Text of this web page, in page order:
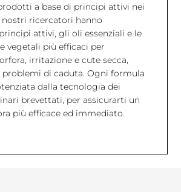
a base di principi attivi nei
ricercatori hanno
attivi, gli oli essenziali e le
vegetali più efficaci per
irritazione e cute secca,
problemi di caduta. Ogni formula
dalla tecnologia dei
brevettati, per assicurarti un
più efficace ed immediato.